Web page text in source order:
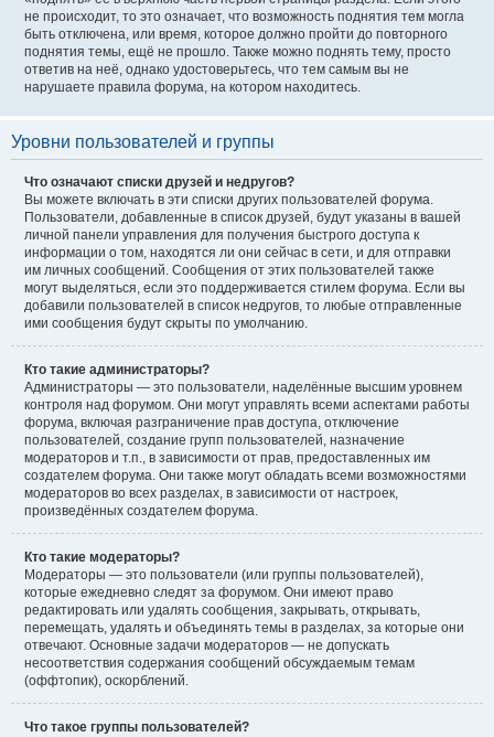
не происходит, то это означает, что возможность поднятия тем могла
быть отключена, или время, которое должно пройти до повторного
поднятия темы, ещё не прошло. Также можно поднять тему, просто
ответив на неё, однако удостоверьтесь, что тем самым вы не
нарушаете правила форума, на котором находитесь.
Уровни пользователей и группы
Что означают списки друзей и недругов?
Вы можете включать в эти списки других пользователей форума.
Пользователи, добавленные в список друзей, будут указаны в вашей
личной панели управления для получения быстрого доступа к
информации о том, находятся ли они сейчас в сети, и для отправки
им личных сообщений. Сообщения от этих пользователей также
могут выделяться, если это поддерживается стилем форума. Если вы
добавили пользователей в список недругов, то любые отправленные
ими сообщения будут скрыты по умолчанию.
Кто такие администраторы?
Администраторы — это пользователи, наделённые высшим уровнем
контроля над форумом. Они могут управлять всеми аспектами работы
форума, включая разграничение прав доступа, отключение
пользователей, создание групп пользователей, назначение
модераторов и т.п., в зависимости от прав, предоставленных им
создателем форума. Они также могут обладать всеми возможностями
модераторов во всех разделах, в зависимости от настроек,
произведённых создателем форума.
Кто такие модераторы?
Модераторы — это пользователи (или группы пользователей),
которые ежедневно следят за форумом. Они имеют право
редактировать или удалять сообщения, закрывать, открывать,
перемещать, удалять и объединять темы в разделах, за которые они
отвечают. Основные задачи модераторов — не допускать
несоответствия содержания сообщений обсуждаемым темам
(оффтопик), оскорблений.
Что такое группы пользователей?